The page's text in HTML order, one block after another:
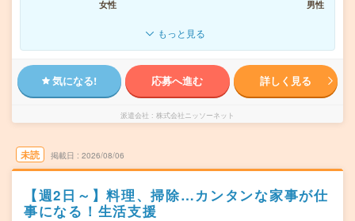
女性
男性
もっと見る
気になる! 応募へ進む 詳しく見る
派遣会社 株式会社ニッソーネット
未読 掲載日 2026/08/06
【週2日～】料理、掃除…カンタンな家事が仕
事になる！生活支援